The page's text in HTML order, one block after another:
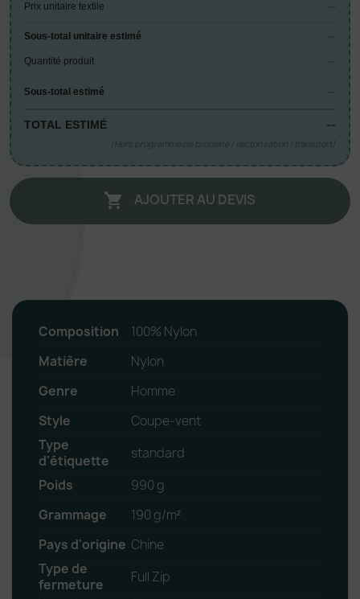
Prix unitaire textile --
Sous-total unitaire estimé --
Quantité produit --
Sous-total estimé --
TOTAL ESTIMÉ --
(Hors programme de broderie / vectorisation / transport)
 AJOUTER AU DEVIS
Composition
100% Nylon
Matière
Nylon
Genre
Homme
Style
Coupe-vent
Type
d'étiquette
standard
Poids
990 g
Grammage
190 g/m²
Pays d'origine Chine
Type de
fermeture
Full Zip